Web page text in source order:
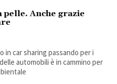
pelle. Anche grazie
in car sharing passando per i
automobili è in cammino per